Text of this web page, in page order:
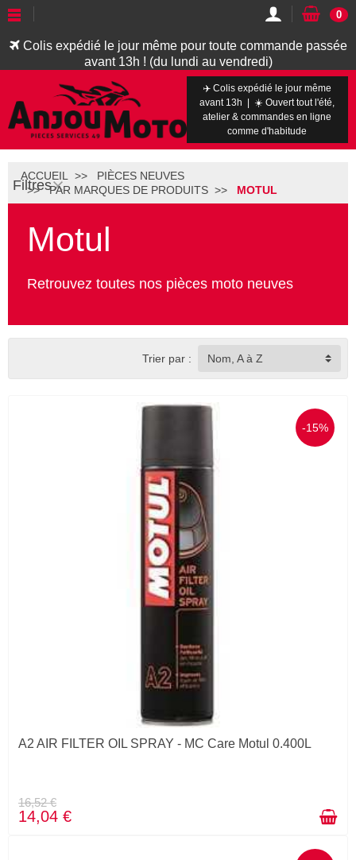
Colis expédié le jour même pour toute commande passée
avant 13h ! (du lundi au vendredi)
0
✈️ Colis expédié le jour même
avant 13h | ☀️ Ouvert tout l'été,
atelier & commandes en ligne
comme d'habitude
Filtres
ACCUEIL
PIÈCES NEUVES
PAR MARQUES DE PRODUITS
MOTUL
Motul
Retrouvez toutes nos pièces moto neuves
Trier par : Nom, A à Z
-15%
A2 AIR FILTER OIL SPRAY - MC Care Motul 0.400L
16,52 €
14,04 €